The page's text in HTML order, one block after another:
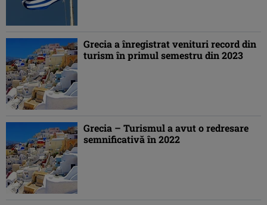
Grecia a înregistrat venituri record din
turism în primul semestru din 2023
Grecia – Turismul a avut o redresare
semnificativă în 2022